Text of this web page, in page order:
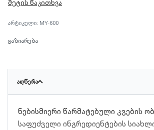
გამოირჩევა დახვეწილი დიზაინით,
დონითა და ელექტროენერგიის
სათავსოებითა და შიდა განათებით, რაც
უსაფრთხოდ შენახვას.
MY-600
გაზიარება
ᲐᲦᲬᲔᲠᲐ
ნებისმიერი წარმატებული კვების
საფუძველი ინგრედიენტების